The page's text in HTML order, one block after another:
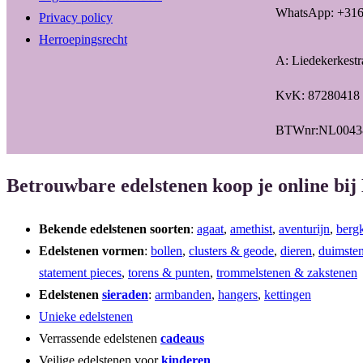
Privacy policy
Herroepingsrecht
WhatsApp:
A:
KvK: 87280418
Betrouwbare edelstenen koop je online bij
Bekende edelstenen soorten: agaat, amethist, aventurijn,
Edelstenen vormen: bollen, clusters & geode, dieren,
statement pieces, torens & punten, trommelstenen & zakstenen
Edelstenen sieraden: armbanden, hangers, kettingen
Unieke edelstenen
Verrassende edelstenen cadeaus